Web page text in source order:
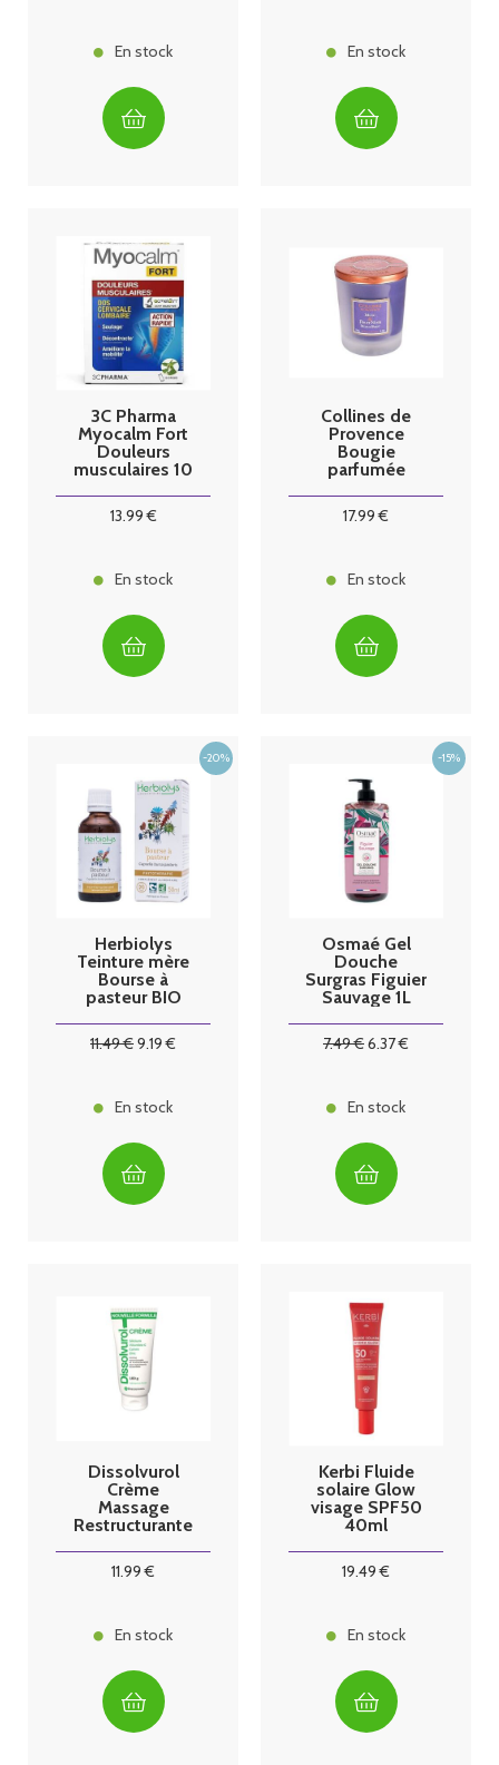
En stock En stock
3C Pharma
Myocalm Fort
Douleurs
musculaires 10
13.99€
En stock
Collines de
Provence
Bougie
parfumée
17.99 €
En stock
Herbiolys
Teinture mère
Bourse à
pasteur BIO
11.49€9.19 €
En stock
Osmaé Gel
Douche
Surgras Figuier
Sauvage 1L
7.49€6.37€
En stock
Dissolvurol
Crème
Massage
Restructurante
11.99 €
En stock
Kerbi Fluide
solaire Glow
visage SPF50
40ml
19.49 €
En stock